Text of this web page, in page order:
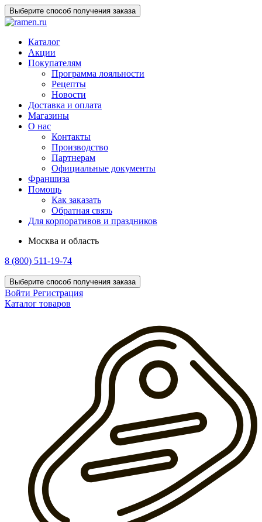
Выберите способ получения заказа
Каталог
Акции
Покупателям
Программа лояльности
Рецепты
Новости
Доставка и оплата
Магазины
О нас
Контакты
Производство
Партнерам
Официальные документы
Франшиза
Помощь
Как заказать
Обратная связь
Для корпоративов и праздников
Москва и область
8 (800) 511-19-74
Выберите способ получения заказа
Войти Регистрация
Каталог товаров